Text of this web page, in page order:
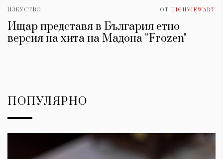
ИЗКУСТВО ОТ HIGHVIEWART
Ищар представя в България етно
версия на хита на Мадона ''Frozen"
ПОПУЛЯРНО